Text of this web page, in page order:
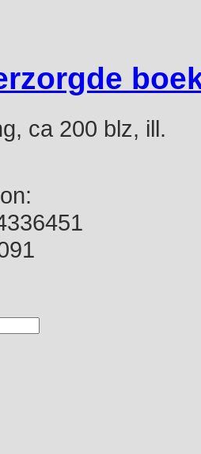
ca 200 blz, ill.